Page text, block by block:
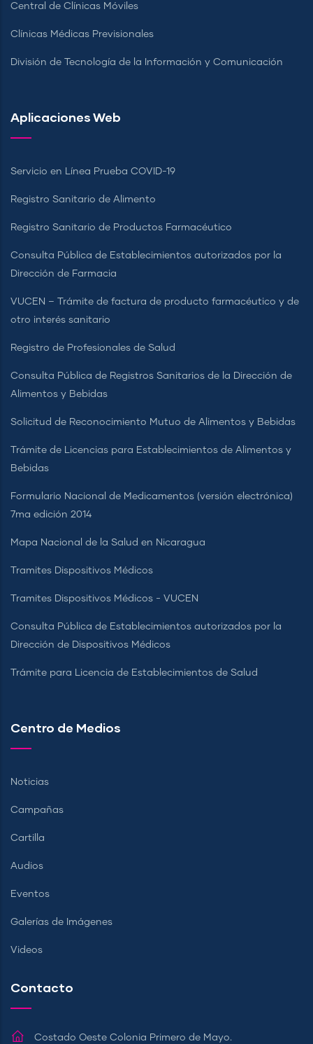
Central de Clínicas Móviles
Clínicas Médicas Previsionales
División de Tecnología de la Información y Comunicación
Aplicaciones Web
Servicio en Línea Prueba COVID-19
Registro Sanitario de Alimento
Registro Sanitario de Productos Farmacéutico
Consulta Pública de Establecimientos autorizados por la
Dirección de Farmacia
VUCEN – Trámite de factura de producto farmacéutico y de
otro interés sanitario
Registro de Profesionales de Salud
Consulta Pública de Registros Sanitarios de la Dirección de
Alimentos y Bebidas
Solicitud de Reconocimiento Mutuo de Alimentos y Bebidas
Trámite de Licencias para Establecimientos de Alimentos y
Bebidas
Formulario Nacional de Medicamentos (versión electrónica)
7ma edición 2014
Mapa Nacional de la Salud en Nicaragua
Tramites Dispositivos Médicos
Tramites Dispositivos Médicos - VUCEN
Consulta Pública de Establecimientos autorizados por la
Dirección de Dispositivos Médicos
Trámite para Licencia de Establecimientos de Salud
Centro de Medios
Noticias
Campañas
Cartilla
Audios
Eventos
Galerías de Imágenes
Videos
Contacto
Costado Oeste Colonia Primero de Mayo.